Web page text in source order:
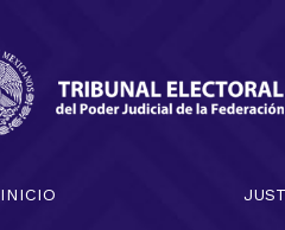
INICIO